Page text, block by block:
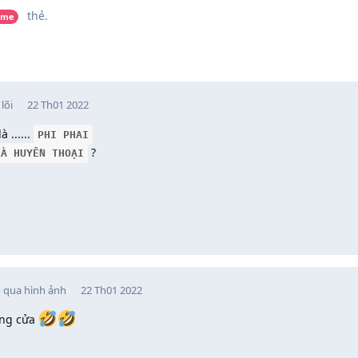
thẻ.
22 Th01 2022
...... PHI PHAI
HUYỀN THOẠI ?
qua hình ảnh 22 Th01 2022
cửa